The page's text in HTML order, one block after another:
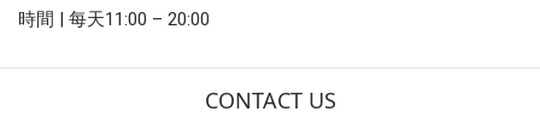
時間 | 每天11:00 – 20:00
CONTACT US